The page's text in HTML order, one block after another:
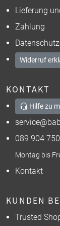
Lieferung
Zahlung
Widerruf
KONTAKT
Hilfe zu
089 904
Montag bis
Kontakt
KUNDEN
Trusted